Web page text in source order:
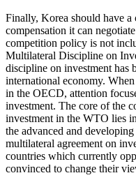
Finally, Korea should have a
compensation it can
competition policy is not
Multilateral Discipline on
discipline on investment has
international economy.
in the OECD, attention
investment. The core of the
investment in the WTO lies
the advanced and
multilateral agreement on
countries which currently
convinced to change their